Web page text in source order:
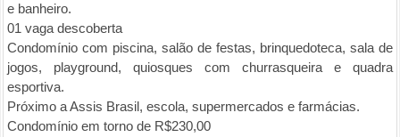
e banheiro.
01 vaga descoberta
Condomínio com piscina, salão de festas, brinquedoteca, sala de
jogos, playground, quiosques com churrasqueira e quadra
esportiva.
Próximo a Assis Brasil, escola, supermercados e farmácias.
Condomínio em torno de R$230,00